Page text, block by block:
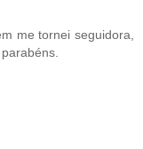
me tornei seguidora,